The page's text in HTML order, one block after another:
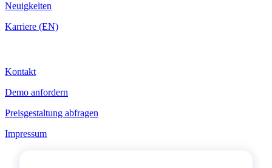
Neuigkeiten
Karriere (EN)
Kontakt
Demo anfordern
Preisgestaltung abfragen
Impressum